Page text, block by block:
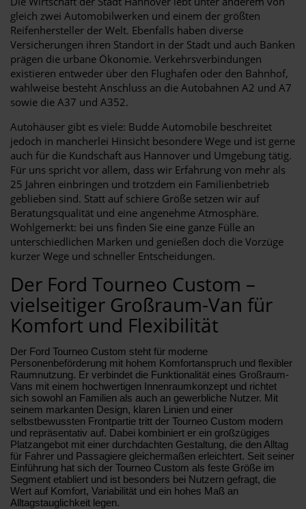
gleich zwei Automobilwerken und einem der größten
Reifenhersteller der Welt. Ebenfalls haben diverse
Versicherungen ihren Standort in der Stadt und auch Banken
prägen die urbane Ökonomie. Verkehrsverbindungen
existieren entweder über den Flughafen oder den Bahnhof,
wahlweise besteht Anschluss an die Autobahnen A2 und A7
sowie die A37 und A352.
Autohäuser gibt es viele: Budde Automobile beschreitet
jedoch in mancherlei Hinsicht besondere Wege und ist gerne
auch für die Kundschaft aus Hannover und Umgebung tätig.
Für uns spricht vor allem, dass wir Erfahrung von mehr als
25 Jahren einbringen und trotzdem ein Familienbetrieb
geblieben sind. Statt auf schiere Größe setzen wir auf
Beratungsqualität und eine angenehme Atmosphäre.
Wohlgemerkt: bei uns finden Sie eine ganze Fülle an
unterschiedlichen Marken und genießen doch die Vorzüge
kurzer Wege und schneller Entscheidungen.
Der Ford Tourneo Custom –
vielseitiger Großraum-Van für
Komfort und Flexibilität
Der Ford Tourneo Custom steht für moderne
Personenbeförderung mit hohem Komfortanspruch und flexibler
Raumnutzung. Er verbindet die Funktionalität eines Großraum-
Vans mit einem hochwertigen Innenraumkonzept und richtet
sich sowohl an Familien als auch an gewerbliche Nutzer. Mit
seinem markanten Design, klaren Linien und einer
selbstbewussten Frontpartie tritt der Tourneo Custom modern
und repräsentativ auf. Dabei kombiniert er ein großzügiges
Platzangebot mit einer durchdachten Gestaltung, die den Alltag
für Fahrer und Passagiere gleichermaßen erleichtert. Seit seiner
Einführung hat sich der Tourneo Custom als feste Größe im
Segment etabliert und ist besonders bei Nutzern gefragt, die
Wert auf Komfort, Variabilität und ein hohes Maß an
Alltagstauglichkeit legen.